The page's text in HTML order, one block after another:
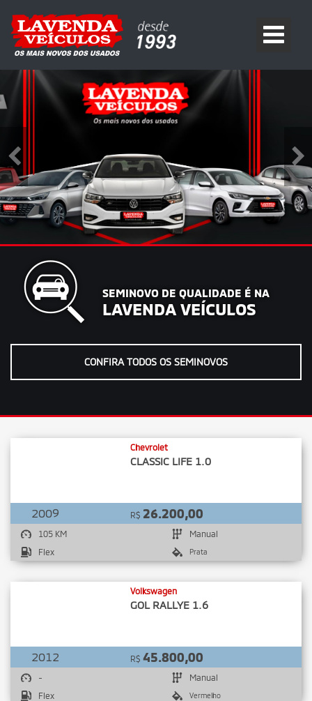
SEMINOVO DE QUALIDADE É NA
LAVENDA VEÍCULOS
CONFIRA TODOS OS SEMINOVOS
Chevrolet
CLASSIC LIFE 1.0
2009 R$ 26.200,00
105 KM
Manual
Flex
Prata
Volkswagen
GOL RALLYE 1.6
2012 R$ 45.800,00
-
Manual
Flex
Vermelho